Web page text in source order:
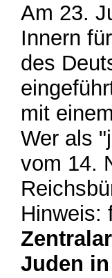
Am 23.
Innern
des
mit
Wer als
vom 14.
Hinweis:
Juden